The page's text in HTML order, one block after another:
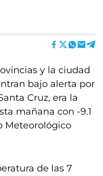
y la ciudad
bajo alerta por
Cruz, era la
mañana con -9.1
Meteorológico
de las 7